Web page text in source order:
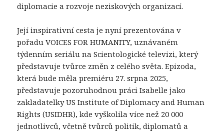
diplomacie a rozvoje neziskových organizací.
Její inspirativní cesta je nyní prezentována v
pořadu VOICES FOR HUMANITY, uznávaném
týdenním seriálu na Scientologické televizi, který
představuje tvůrce změn z celého světa. Epizoda,
která bude měla premiéru 27. srpna 2025,
představuje pozoruhodnou práci Isabelle jako
zakladatelky US Institute of Diplomacy and Human
Rights (USIDHR), kde vyškolila více než 20 000
jednotlivců, včetně tvůrců politik, diplomatů a